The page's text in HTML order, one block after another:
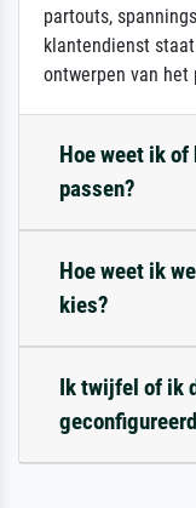
partouts,
klantendienst
ontwerpen van het
Hoe weet ik
passen?
Hoe weet ik
kies?
Ik twijfel of ik